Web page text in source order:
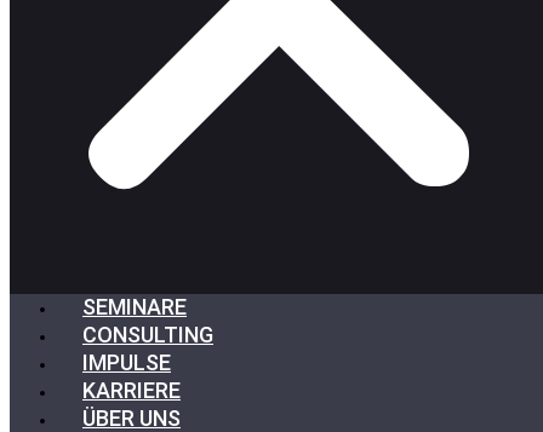
SEMINARE
CONSULTING
IMPULSE
KARRIERE
ÜBER UNS